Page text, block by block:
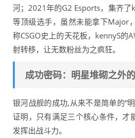
河；2021年的G2 Esports，集齐
等顶级选手，虽然未能拿下Major
称CSGO史上的天花板，kennyS的
射转移，让无数粉丝为之疯狂。
成功密码：明星堆砌之外
银河战舰的成功,从来不是简单的“
证明，只有满足三个核心条件，才
发挥出战斗力。